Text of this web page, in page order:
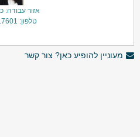
אזור עבודה:
טלפון: 036817601
מעוניין להופיע כאן? צור קשר